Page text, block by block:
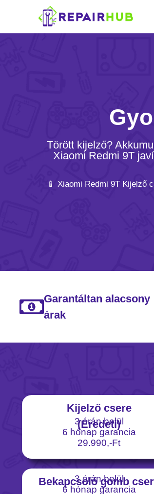
Törött kijelző?
Xiaomi Redmi 9T
📱 Xiaomi Redmi 9T Kijelző
Garantáltan alacsony
árak
Kijelző csere
(Eredeti)
3 órán belül
6 hónap garancia
29.990,-Ft
Bekapcsoló gomb
3 órán belül
6 hónap garancia